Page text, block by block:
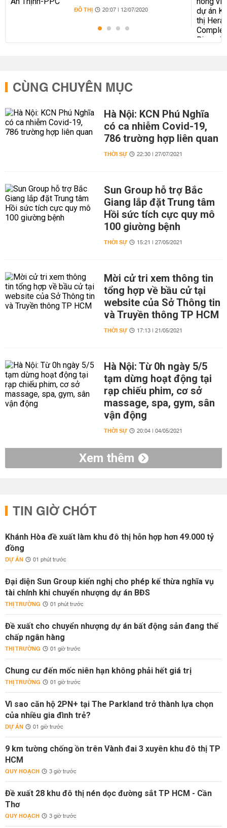
ĐÔ THỊ 20:07 | 12/07/2020
CÙNG CHUYÊN MỤC
Hà Nội: KCN Phú Nghĩa
có ca nhiễm Covid-19,
786 trường hợp liên quan
THỜI SỰ 22:30 | 27/07/2021
Sun Group hỗ trợ Bắc
Giang lắp đặt Trung tâm
Hồi sức tích cực quy mô
100 giường bệnh
THỜI SỰ 15:21 | 27/05/2021
Mời cử tri xem thông tin
tổng hợp về bầu cử tại
website của Sở Thông tin
và Truyền thông TP HCM
THỜI SỰ 17:13 | 21/05/2021
Hà Nội: Từ 0h ngày 5/5
tạm dừng hoạt động tại
rạp chiếu phim, cơ sở
massage, spa, gym, sân
vận động
THỜI SỰ 20:04 | 04/05/2021
Xem thêm
TIN GIỜ CHÓT
Khánh Hòa đề xuất làm khu đô thị hỗn hợp hơn 49.000 tỷ
đồng
DỰ ÁN 01 phút trước
Đại diện Sun Group kiến nghị cho phép kế thừa nghĩa vụ
tài chính khi chuyển nhượng dự án BĐS
THỊ TRƯỜNG 01 phút trước
Đề xuất cho chuyển nhượng dự án bất động sản đang thế
chấp ngân hàng
THỊ TRƯỜNG 01 giờ trước
Chung cư đến mốc niên hạn không phải hết giá trị
THỊ TRƯỜNG 01 giờ trước
Vì sao căn hộ 2PN+ tại The Parkland trở thành lựa chọn
của nhiều gia đình trẻ?
DỰ ÁN 01 giờ trước
9 km tường chống ồn trên Vành đai 3 xuyên khu đô thị TP
HCM
QUY HOẠCH 3 giờ trước
Đề xuất 28 khu đô thị nén dọc đường sắt TP HCM - Cần
Thơ
QUY HOẠCH 3 giờ trước